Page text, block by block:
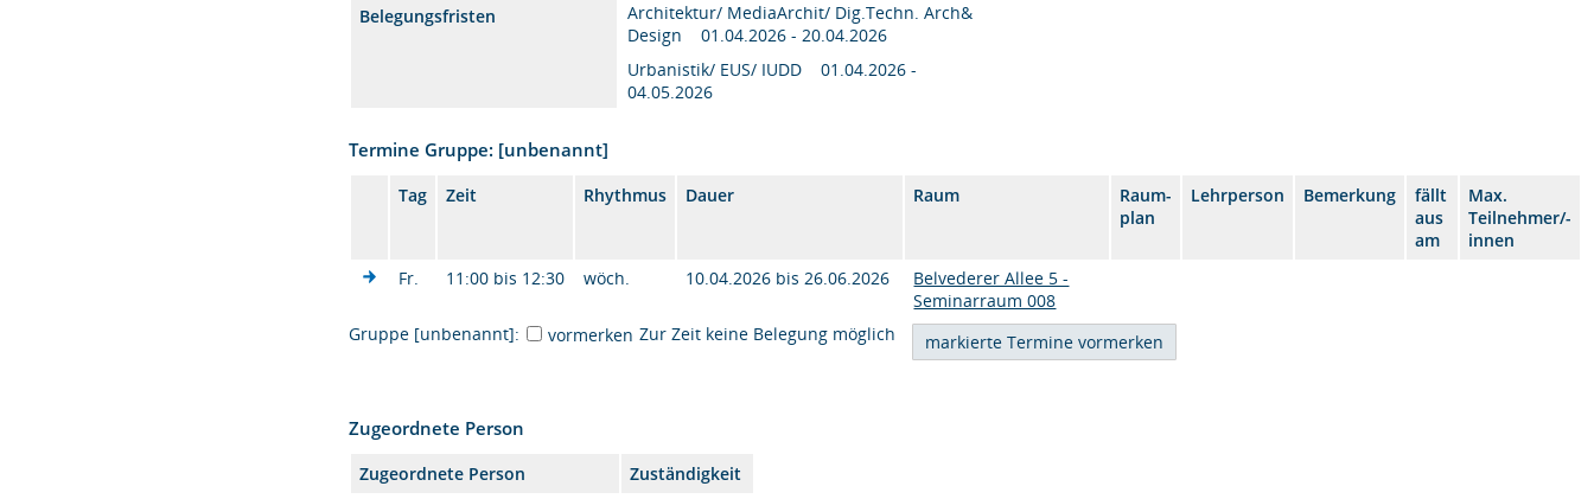
Belegungsfristen
Architektur/ MediaArchit/ Dig.Techn. Arch&
Design 01.04.2026 - 20.04.2026
Urbanistik/ EUS/ IUDD 01.04.2026 -
04.05.2026
Termine Gruppe: [unbenannt]
Tag Zeit Rhythmus Dauer Raum
Raum-
plan
Lehrperson Bemerkung
fällt
aus
am
Max.
Teilnehmer/-
innen
Fr.
11:00 bis 12:30 wöch. 10.04.2026 bis 26.06.2026
Belvederer Allee 5 -
Seminarraum 008
Gruppe [unbenannt]:
vormerken Zur Zeit keine Belegung möglich
Zugeordnete Person
Zugeordnete Person
Zuständigkeit